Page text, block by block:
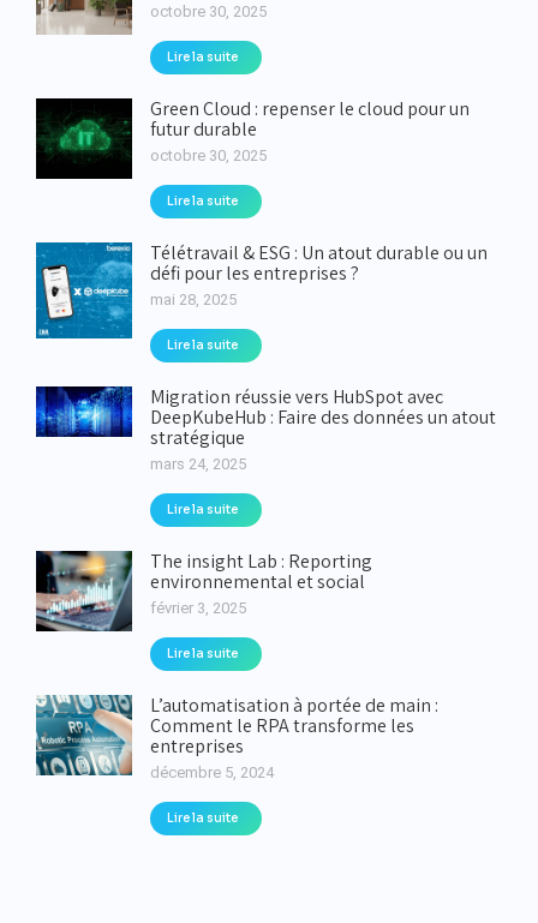
octobre 30, 2025
Lire la suite
Green Cloud : repenser le cloud pour un
futur durable
octobre 30, 2025
Lire la suite
Télétravail & ESG : Un atout durable ou un
défi pour les entreprises ?
mai 28, 2025
Lire la suite
Migration réussie vers HubSpot avec
DeepKubeHub : Faire des données un atout
stratégique
mars 24, 2025
Lire la suite
The insight Lab : Reporting
environnemental et social
février 3, 2025
Lire la suite
L’automatisation à portée de main :
Comment le RPA transforme les
entreprises
décembre 5, 2024
Lire la suite